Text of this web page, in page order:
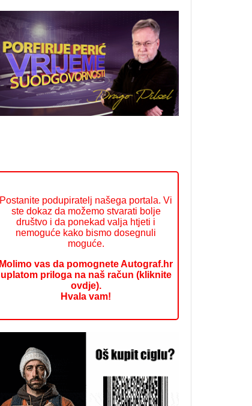
Postanite podupiratelj našega portala. Vi
ste dokaz da možemo stvarati bolje
društvo i da ponekad valja htjeti i
nemoguće kako bismo dosegnuli
moguće.
Molimo vas da pomognete Autograf.hr
uplatom priloga na naš račun (kliknite
ovdje).
Hvala vam!